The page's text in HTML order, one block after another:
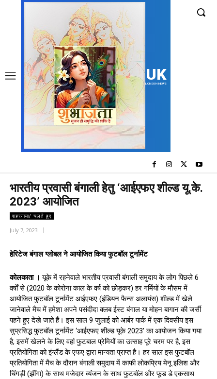
UK
LONDON NEWS
भारतीय प्रवासी बंगाली हेतु ‘आईएफए शील्ड यू.के.
2023’ आयोजित
शहरनामा/ चलते हुए
July 7, 2023
हेरिटेज बंगाल ग्लोबल ने आयोजित किया फुटबॉल टूर्नामेंट
कोलकाता । यूके में रहनेवाले भारतीय प्रवासी बंगाली समुदाय के लोग पिछले 6
वर्षों से (2020 के कोरोना काल के वर्ष को छोड़कर) हर गर्मियों के मौसम में
आयोजित फुटबॉल टूर्नामेंट आईएफए (इंडियन फैन्स अलायंस) शील्ड में खेले
जानेवाले मैच में हमेशा अपने पसंदीदा क्लब ईस्ट बंगाल या मोहन बागान की जर्सी
पहने हुए देखे जाते हैं। इस साल 9 जुलाई को आर्बर पार्क में एक दिवसीय इस
सुप्रसिद्ध फुटबॉल टूर्नामेंट ‘आईएफए शील्ड यूके 2023’ का आयोजन किया गया
है, इसमें खेलने के लिए वहां फुटबाल प्रेमियों का उत्साह पूरे चरम पर है, इस
प्रतियोगिता को इंग्लैंड के एफए द्वारा मान्यता प्राप्त है। हर साल इस फुटबॉल
प्रतियोगिता में मैच के दौरान बंगाली समुदाय में काफी लोकप्रिय मेनू इलिश और
चिंगड़ी (झींगा) के साथ मजेदार व्यंजन के साथ फुटबॉल और फूड डे एकसाथ